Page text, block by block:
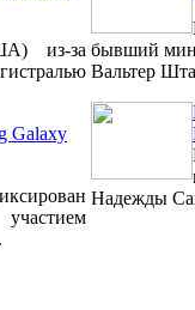
из-за
Galaxy
бывший
Вальтер
Надежды